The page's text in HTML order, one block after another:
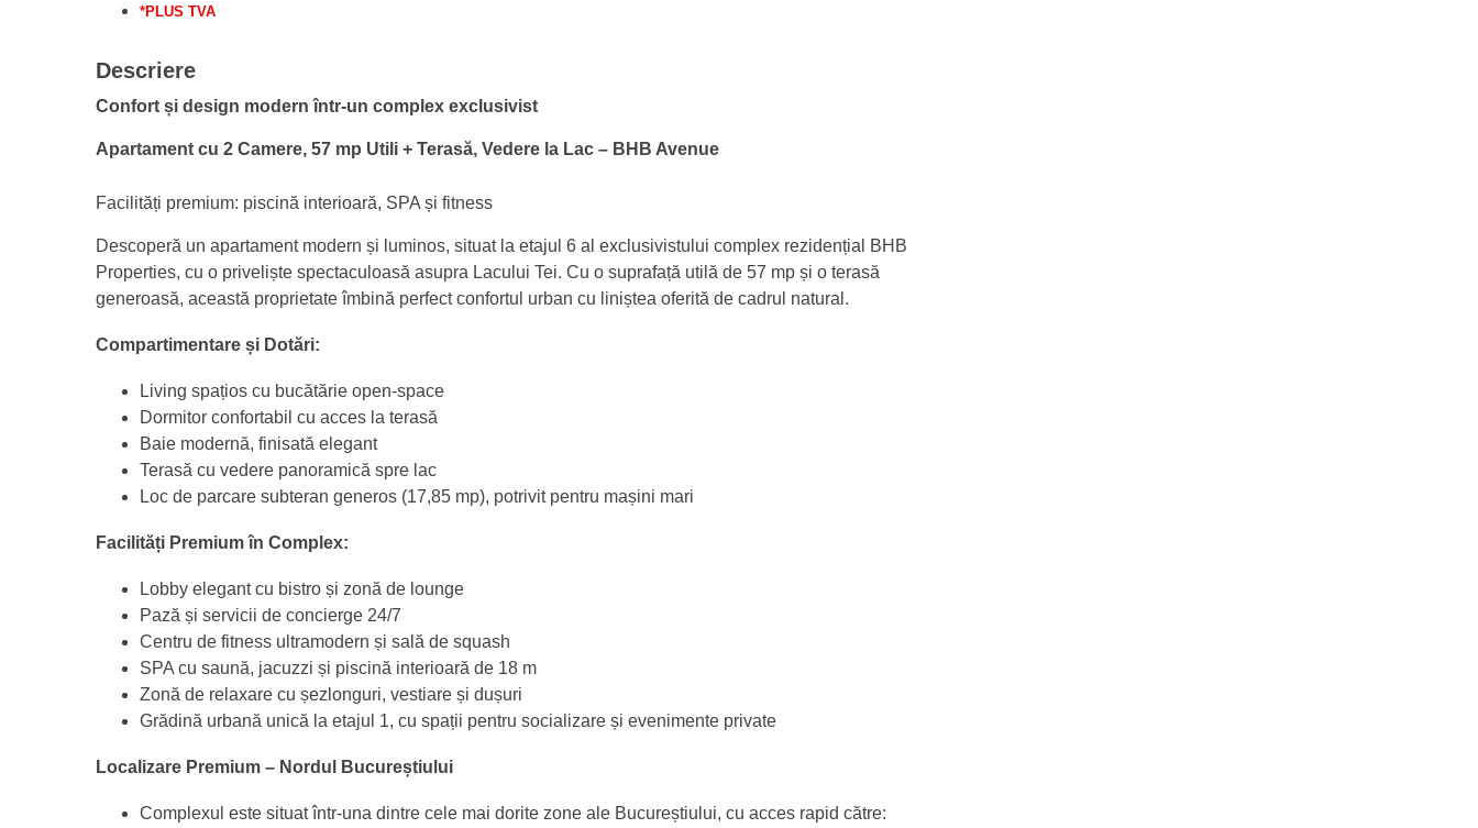
*PLUS TVA
Descriere
Confort și design modern într-un complex exclusivist
Apartament cu 2 Camere, 57 mp Utili + Terasă, Vedere la Lac – BHB Avenue
Facilități premium: piscină interioară, SPA și fitness
Descoperă un apartament modern și luminos, situat la etajul 6 al exclusivistului complex rezidențial BHB
Properties, cu o priveliște spectaculoasă asupra Lacului Tei. Cu o suprafață utilă de 57 mp și o terasă
generoasă, această proprietate îmbină perfect confortul urban cu liniștea oferită de cadrul natural.
Compartimentare și Dotări:
Living spațios cu bucătărie open-space
Dormitor confortabil cu acces la terasă
Baie modernă, finisată elegant
Terasă cu vedere panoramică spre lac
Loc de parcare subteran generos (17,85 mp), potrivit pentru mașini mari
Facilități Premium în Complex:
Lobby elegant cu bistro și zonă de lounge
Pază și servicii de concierge 24/7
Centru de fitness ultramodern și sală de squash
SPA cu saună, jacuzzi și piscină interioară de 18 m
Zonă de relaxare cu șezlonguri, vestiare și dușuri
Grădină urbană unică la etajul 1, cu spații pentru socializare și evenimente private
Localizare Premium – Nordul Bucureștiului
Complexul este situat într-una dintre cele mai dorite zone ale Bucureștiului, cu acces rapid către: